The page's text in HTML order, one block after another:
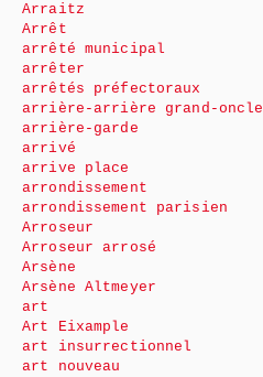
Arraitz
Arrêt
arrêté municipal
arrêter
arrêtés préfectoraux
arrière-arrière grand-oncle
arrière-garde
arrivé
arrive place
arrondissement
arrondissement parisien
Arroseur
Arroseur arrosé
Arsène
Arsène Altmeyer
art
Art Eixample
art insurrectionnel
art nouveau